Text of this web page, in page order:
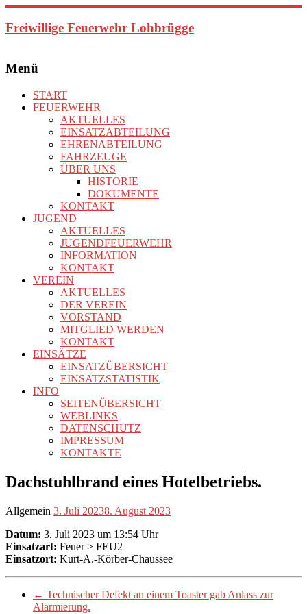
Inhalt
springen
Freiwillige Feuerwehr Lohbrügge
Menü
START
FEUERWEHR
AKTUELLES
EINSATZABTEILUNG
EHRENABTEILUNG
FAHRZEUGE
ÜBER UNS
HISTORIE
DOKUMENTE
KONTAKT
JUGEND
AKTUELLES
JUGENDFEUERWEHR
INFORMATION
KONTAKT
VEREIN
AKTUELLES
DER VEREIN
VORSTAND
MITGLIED WERDEN
KONTAKT
EINSÄTZE
EINSATZÜBERSICHT
EINSATZSTATISTIK
INFO
SEITENÜBERSICHT
WEBLINKS
DATENSCHUTZ
IMPRESSUM
KONTAKTE
Dachstuhlbrand eines Hotelbetriebs.
Allgemein 3. Juli 20238. August 2023
Datum: 3. Juli 2023 um 13:54 Uhr
Einsatzart: Feuer > FEU2
Einsatzort: Kurt-A.-Körber-Chaussee
← Technischer Defekt an einem Toaster gab Anlass zur
Alarmierung.